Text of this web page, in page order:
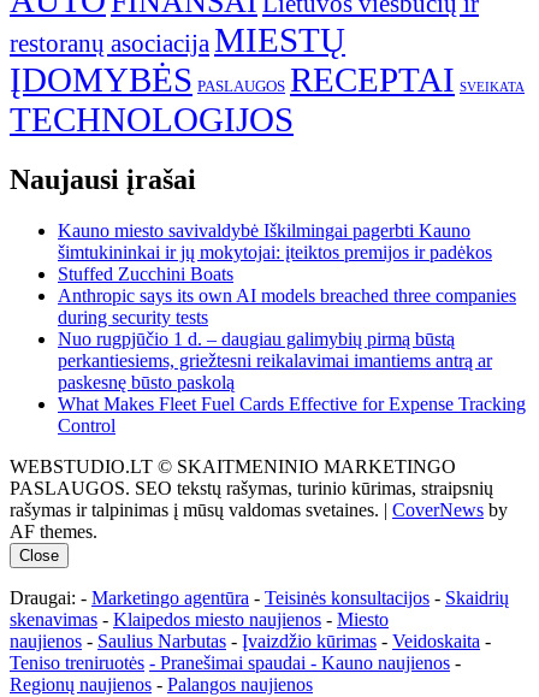
restoranų asociacijaMIESTŲ
ĮDOMYBĖS PASLAUGOS RECEPTAI SVEIKATA
TECHNOLOGIJOS
Naujausi įrašai
Kauno miesto savivaldybė Iškilmingai pagerbti Kauno
šimtukininkai ir jų mokytojai: įteiktos premijos ir padėkos
Stuffed Zucchini Boats
Anthropic says its own AI models breached three companies
during security tests
Nuo rugpjūčio 1 d. – daugiau galimybių pirmą būstą
perkantiesiems, griežtesni reikalavimai imantiems antrą ar
paskesnę būsto paskolą
What Makes Fleet Fuel Cards Effective for Expense Tracking
Control
WEBSTUDIO.LT © SKAITMENINIO MARKETINGO
PASLAUGOS. SEO tekstų rašymas, turinio kūrimas, straipsnių
rašymas ir talpinimas į mūsų valdomas svetaines. | CoverNews by
AF themes.
Close
Draugai: - Marketingo agentūra - Teisinės konsultacijos - Skaidrių
skenavimas - Klaipedos miesto naujienos - Miesto
naujienos - Saulius Narbutas - Įvaizdžio kūrimas - Veidoskaita -
Teniso treniruotės - Pranešimai spaudai - Kauno naujienos -
Regionų naujienos - Palangos naujienos